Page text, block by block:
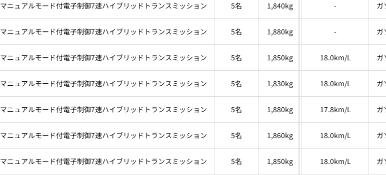
マニュアルモード付電子制御7速ハイブリッドトランスミッション 5名 1,840kg - ガ
マニュアルモード付電子制御7速ハイブリッドトランスミッション 5名 1,880kg - ガ
マニュアルモード付電子制御7速ハイブリッドトランスミッション 5名 1,850kg 18.0km/L ガ
マニュアルモード付電子制御7速ハイブリッドトランスミッション 5名 1,830kg 18.0km/L ガ
マニュアルモード付電子制御7速ハイブリッドトランスミッション 5名 1,880kg 17.8km/L ガ
マニュアルモード付電子制御7速ハイブリッドトランスミッション 5名 1,860kg 18.0km/L ガ
マニュアルモード付電子制御7速ハイブリッドトランスミッション 5名 1,850kg 18.0km/L ガ